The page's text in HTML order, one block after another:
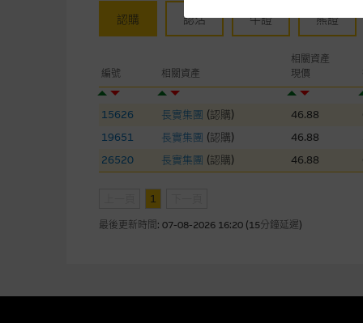
認購 認沽 牛證 熊證
編號 相關資產
相關資產
現價
15626 長實集團 (認購) 46.88
19651
長實集團 (認購) 46.88
26520
長實集團 (認購) 46.88
1
最後更新時間: 07-08-2026 16:20 (15分鐘延遲)
予更改或刪除，而毋須作出通知
任何指示價格報價、公開資料
的，因此並不保證該類報價單、
何用途上均完整、可靠、準確、
網站內容不構成要約及徵求要約
連結的第三者網站，在任何用